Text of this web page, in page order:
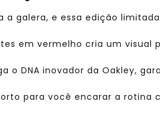
a galera, e essa edição
em vermelho cria um visual
o DNA inovador da Oakley,
para você encarar a rotina